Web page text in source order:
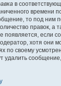
в
времени
то под ним
правок, а
появляется, если
хотя они
по своему
удалить